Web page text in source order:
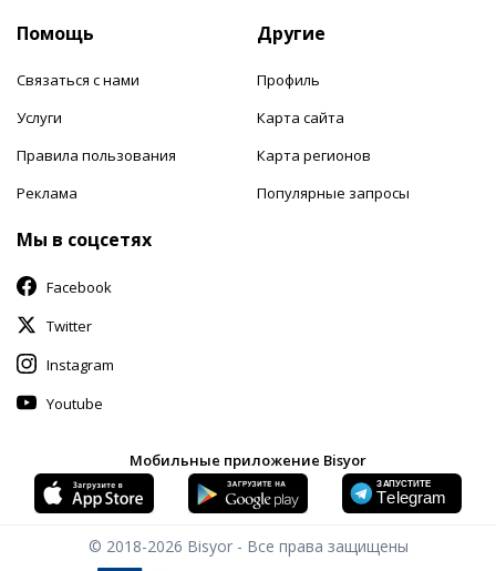
Помощь
Связаться с нами
Услуги
Правила пользования
Реклама
Другие
Профиль
Карта сайта
Карта регионов
Популярные запросы
Мы в соцсетях
Facebook
Twitter
Instagram
Youtube
Мобильные приложение Bisyor
© 2018-2026 Bisyor - Все права защищены